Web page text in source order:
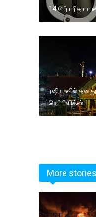
14 பேர் பரிதாப
ரஷியாவில்
நெட்பிளிக்ஸ்
More stories